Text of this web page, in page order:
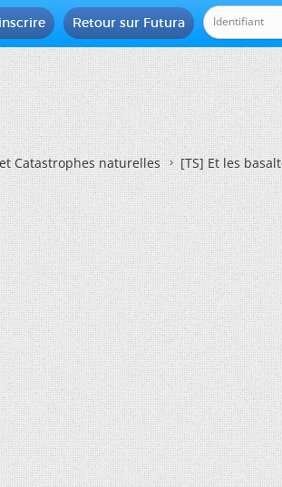
Retour sur Futura
Catastrophes naturelles [TS] Et les